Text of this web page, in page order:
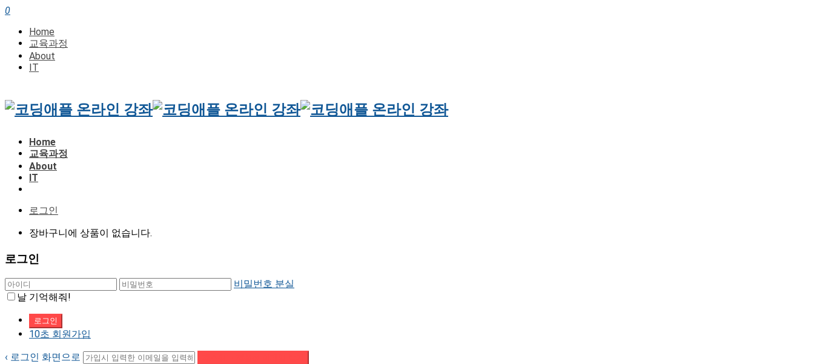
0
Home
교육과정
About
IT
Home
교육과정
About
IT
로그인
장바구니에 상품이 없습니다.
로그인
비밀번호 분실
날 기억해줘!
10초 회원가입
‹ 로그인 화면으로